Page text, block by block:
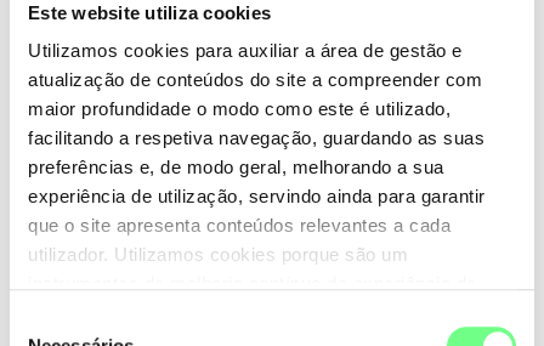
Este website utiliza cookies
Utilizamos cookies para auxiliar a área de gestão e
atualização de conteúdos do site a compreender com
maior profundidade o modo como este é utilizado,
facilitando a respetiva navegação, guardando as suas
preferências e, de modo geral, melhorando a sua
experiência de utilização, servindo ainda para garantir
que o site apresenta conteúdos relevantes a cada
utilizador. Utilizamos cookies porque são um
O roteiro segue agora para Viseu em junho.
+ notícias